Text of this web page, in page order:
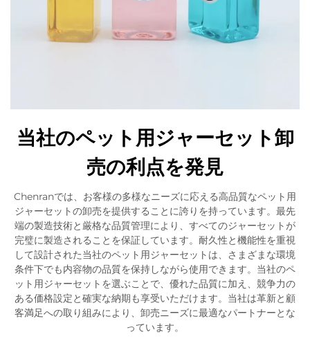
当社のペット用ジャーセット卸
売の利点を発見
Chenranでは、お客様の多様なニーズに応える高品質なペット用
ジャーセットの卸売を提供することに誇りを持っています。最先
端の製造技術と厳格な品質管理により、すべてのジャーセットが
完璧に製造されることを保証しています。耐久性と機能性を重視
して設計された当社のペット用ジャーセットは、さまざまな環境
条件下でも内容物の品質を保持しながら使用できます。当社のペ
ット用ジャーセットを選ぶことで、優れた品質に加え、競争力の
ある価格設定と確実な納期も享受いただけます。当社は革新と顧
客満足への取り組みにより、卸売ニーズに最適なパートナーとな
っています。